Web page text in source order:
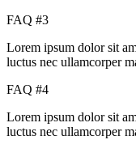
FAQ #3
Lorem ipsum dolor sit
luctus nec ullamcorper
FAQ #4
Lorem ipsum dolor sit
luctus nec ullamcorper